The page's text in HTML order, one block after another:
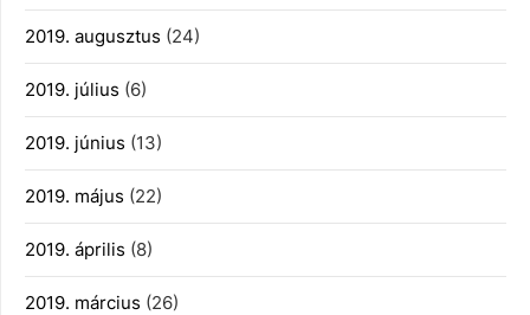
2019. augusztus (24)
2019. július (6)
2019. június (13)
2019. május (22)
2019. április (8)
2019. március (26)